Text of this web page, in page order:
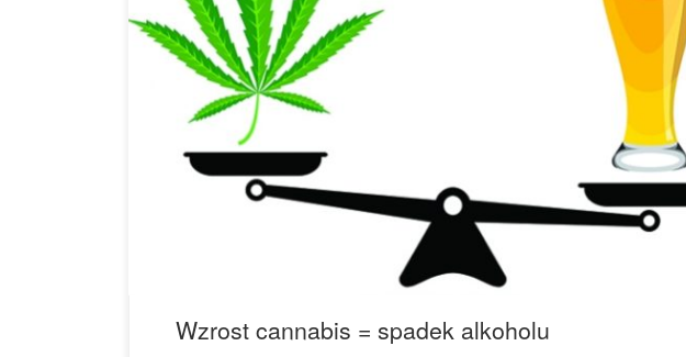
Czy wzrost popularności cannabis oznacza spadek popularności alkoholu?
Obecnie inwestuje się miliardy w cannabiznes, oczekując, że branża będzie
naprawdę ogromna. W miejscach, gdzie zalegalizowano cannabis, branża
alkoholowa odczuła ogromny tego skutek. Co może zrobić branża alkoholowa,
że móc w ogóle konkurować z branżą cannabis? Coraz więcej krajów na całym
świecie […]
Wzrost cannabis = spadek alkoholu